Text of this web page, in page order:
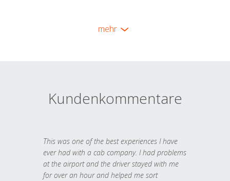
mehr
Kundenkommentare
This was one of the best experiences I have
ever had with a cab company. I had problems
at the airport and the driver stayed with me
for over an hour and helped me sort